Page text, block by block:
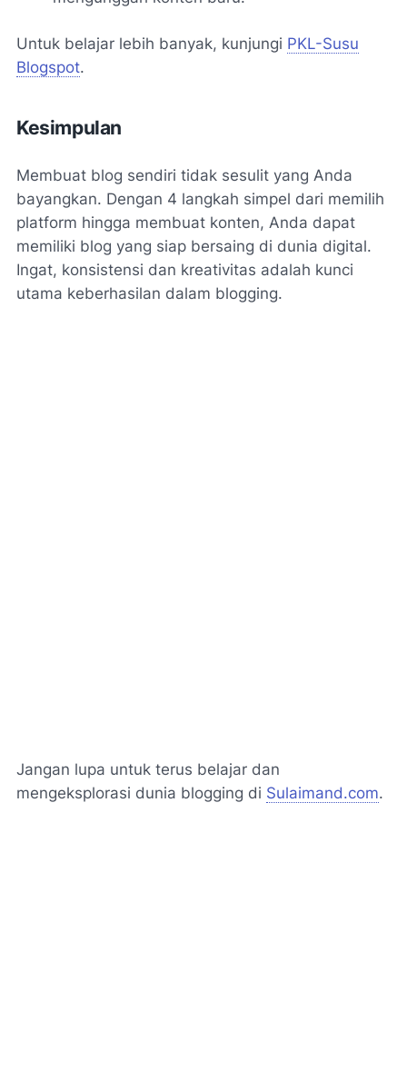
Untuk belajar lebih banyak, kunjungi PKL-Susu
Blogspot.
Kesimpulan
Membuat blog sendiri tidak sesulit yang Anda
bayangkan. Dengan 4 langkah simpel dari memilih
platform hingga membuat konten, Anda dapat
memiliki blog yang siap bersaing di dunia digital.
Ingat, konsistensi dan kreativitas adalah kunci
utama keberhasilan dalam blogging.
Jangan lupa untuk terus belajar dan
mengeksplorasi dunia blogging di Sulaimand.com.